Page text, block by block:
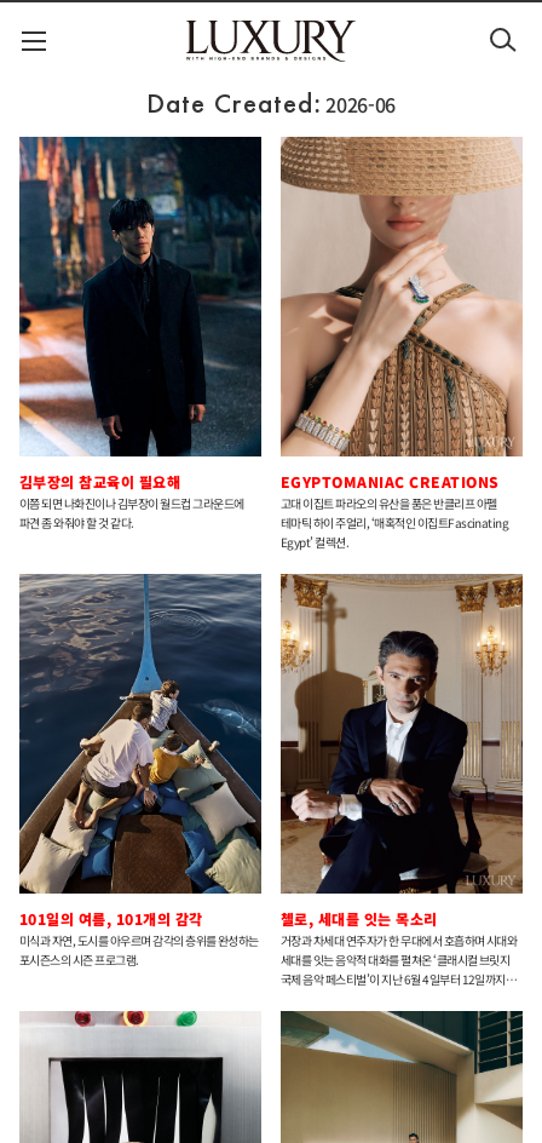
Date Created: 2026-06
김부장의 참교육이 필요해
이쯤 되면 나화진이나 김부장이 월드컵 그라운드에
파견 좀 와줘야 할 것 같다.
EGYPTOMANIAC CREATIONS
고대 이집트 파라오의 유산을 품은 반클리프 아펠
테마틱 하이 주얼리, ‘매혹적인 이집트Fascinating
Egypt’ 컬렉션.
101일의 여름, 101개의 감각
미식과 자연, 도시를 아우르며 감각의 층위를 완성하는
포시즌스의 시즌 프로그램.
첼로, 세대를 잇는 목소리
거장과 차세대 연주자가 한 무대에서 호흡하며 시대와
세대를 잇는 음악적 대화를 펼쳐온 ‘클래시컬 브릿지
국제 음악 페스티벌’이 지난 6월 4일부터 12일까지
첼리스트 고티에 카퓌송을 만나 교육과 멘토십, 동시대
음악을 향한 시선 등에 관해 이야기를 나눴다.